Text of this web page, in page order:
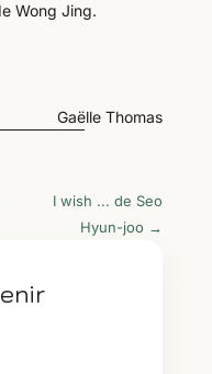
Wong Jing.
Gaëlle Thomas
I wish ... de Seo
Hyun-joo →